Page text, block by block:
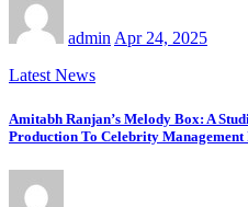
adminApr 24, 2025
Latest News
Amitabh Ranjan’s Melody Box: A
Production To Celebrity Management